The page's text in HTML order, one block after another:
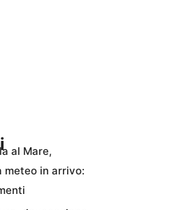
al Mare,
meteo in arrivo: